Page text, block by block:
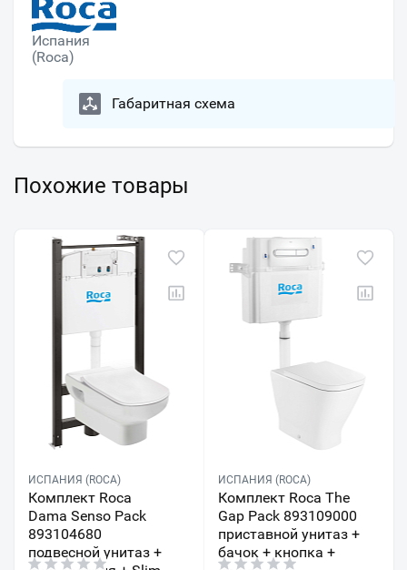
Испания
(Roca)
Габаритная схема
Похожие товары
ИСПАНИЯ (ROCA)
Комплект Roca
Dama Senso Pack
893104680
подвесной унитаз +
ИСПАНИЯ (ROCA)
Комплект Roca The
Gap Pack 893109000
приставной унитаз +
бачок + кнопка +